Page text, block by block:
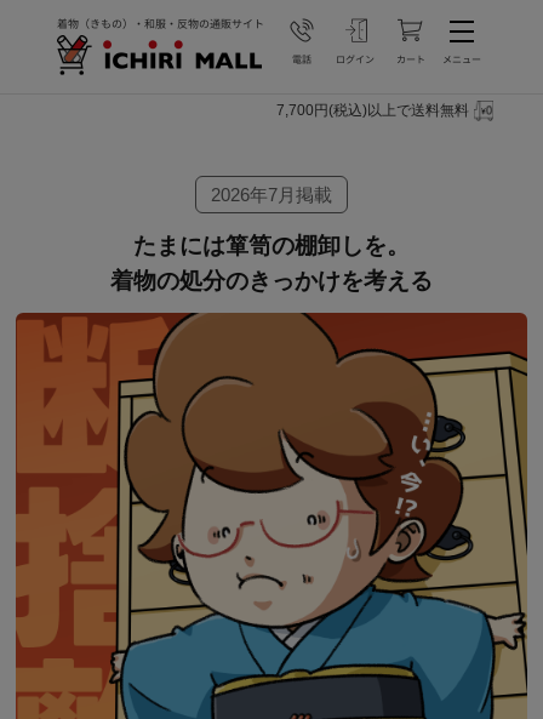
7,700円(税込)以上で送料無料
2026年7月掲載
たまには箪笥の棚卸しを。
着物の処分のきっかけを考える